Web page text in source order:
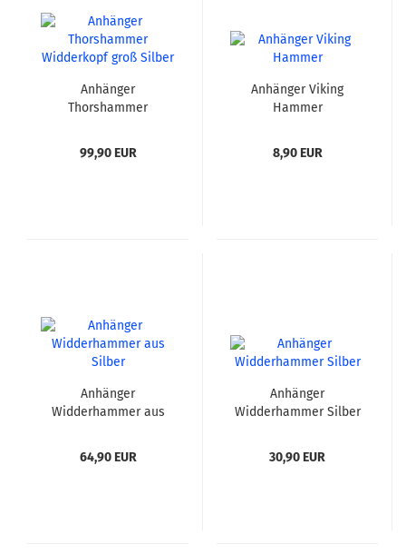
Anhänger
Thorshammer
99,90 EUR
Anhänger Viking
Hammer
8,90 EUR
Anhänger
Widderhammer aus
64,90 EUR
Anhänger
Widderhammer Silber
30,90 EUR